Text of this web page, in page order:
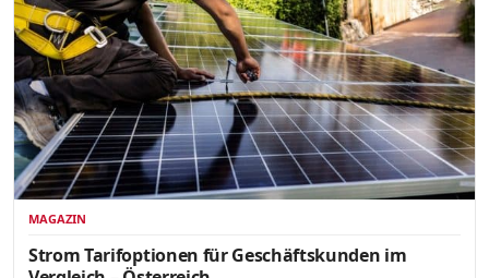
MAGAZIN
Strom Tarifoptionen für Geschäftskunden im